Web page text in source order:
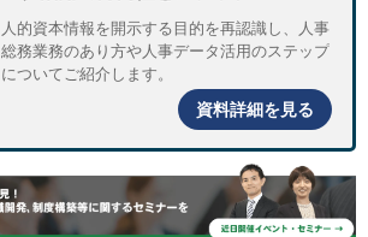
人的資本情報を開示する目的を再認識し、人事
総務業務のあり方や人事データ活用のステップ
についてご紹介します。
資料詳細を見る